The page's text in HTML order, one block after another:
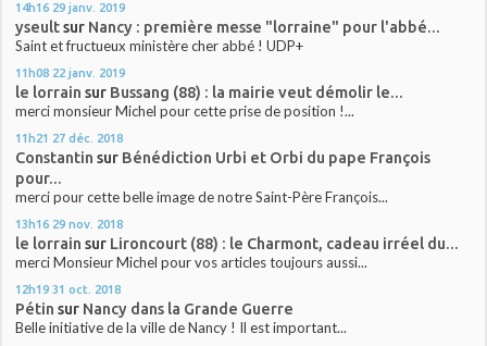
14h16 29 janv. 2019
yseultsur Nancy : première messe "lorraine" pour l'abbé...
Saint et fructueux ministère cher abbé ! UDP+
11h08 22 janv. 2019
le lorrain sur Bussang (88) : la mairie veut démolir le...
merci monsieur Michel pour cette prise de position !...
11h21 27 déc. 2018
Constantin sur Bénédiction Urbi et Orbi du pape François
pour...
merci pour cette belle image de notre Saint-Père François...
13h16 29 nov. 2018
le lorrain sur Lironcourt (88) : le Charmont, cadeau irréel du...
merci Monsieur Michel pour vos articles toujours aussi...
12h19 31 oct. 2018
Pétin sur Nancy dans la Grande Guerre
Belle initiative de la ville de Nancy ! Il est important...